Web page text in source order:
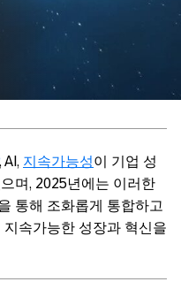
, AI, 지속가능성이 기업 성
며, 2025년에는 이러한
통해 조화롭게 통합하고
속가능한 성장과 혁신을